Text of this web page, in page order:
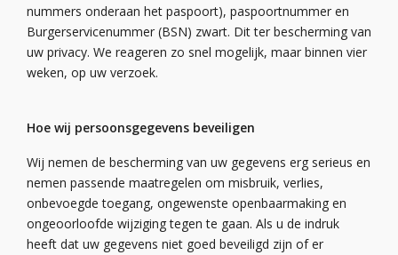
nummers onderaan het paspoort), paspoortnummer en
Burgerservicenummer (BSN) zwart. Dit ter bescherming van
uw privacy. We reageren zo snel mogelijk, maar binnen vier
weken, op uw verzoek.
Hoe wij persoonsgegevens beveiligen
Wij nemen de bescherming van uw gegevens erg serieus en
nemen passende maatregelen om misbruik, verlies,
onbevoegde toegang, ongewenste openbaarmaking en
ongeoorloofde wijziging tegen te gaan. Als u de indruk
heeft dat uw gegevens niet goed beveiligd zijn of er